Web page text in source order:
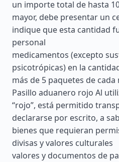
un importe total de hasta
mayor, debe presentar un
indique que esta cantidad
personal
medicamentos (excepto
psicotrópicas) en la
más de 5 paquetes de
Pasillo aduanero rojo Al
“rojo”, está permitido
declararse por escrito, a
bienes que requieran
divisas y valores culturales
valores y documentos de